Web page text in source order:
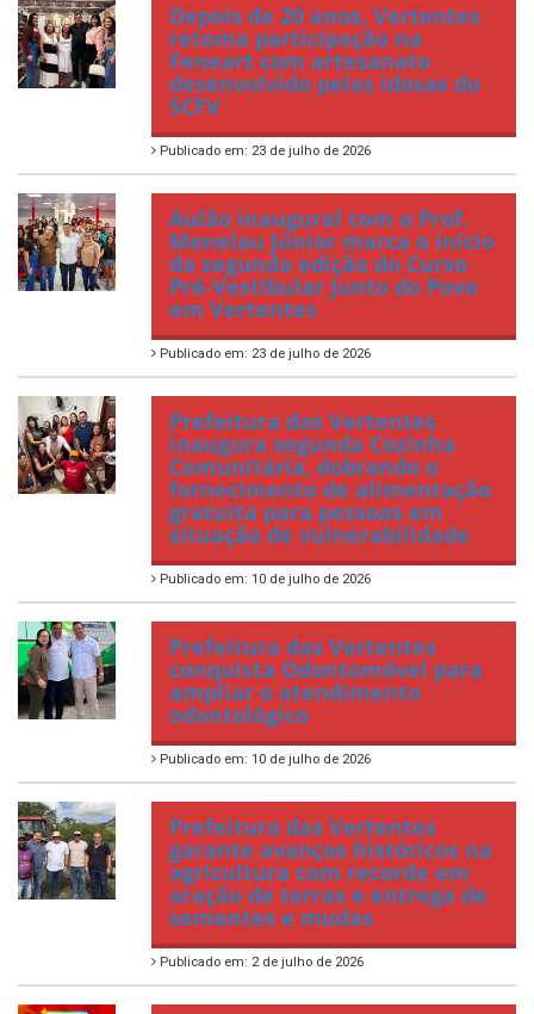
Depois de 20 anos, Vertentes
retoma participação na
Feneart com artesanato
desenvolvido pelas idosas do
SCFV
Publicado em: 23 de julho de 2026
Aulão inaugural com o Prof.
Menelau Júnior marca o início
da segunda edição do Curso
Pré-Vestibular Junto do Povo
em Vertentes
Publicado em: 23 de julho de 2026
Prefeitura das Vertentes
inaugura segunda Cozinha
Comunitária, dobrando o
fornecimento de alimentação
gratuita para pessoas em
situação de vulnerabilidade
Publicado em: 10 de julho de 2026
Prefeitura das Vertentes
conquista Odontomóvel para
ampliar o atendimento
odontológico
Publicado em: 10 de julho de 2026
Prefeitura das Vertentes
garante avanços históricos na
agricultura com recorde em
aração de terras e entrega de
sementes e mudas
Publicado em: 2 de julho de 2026